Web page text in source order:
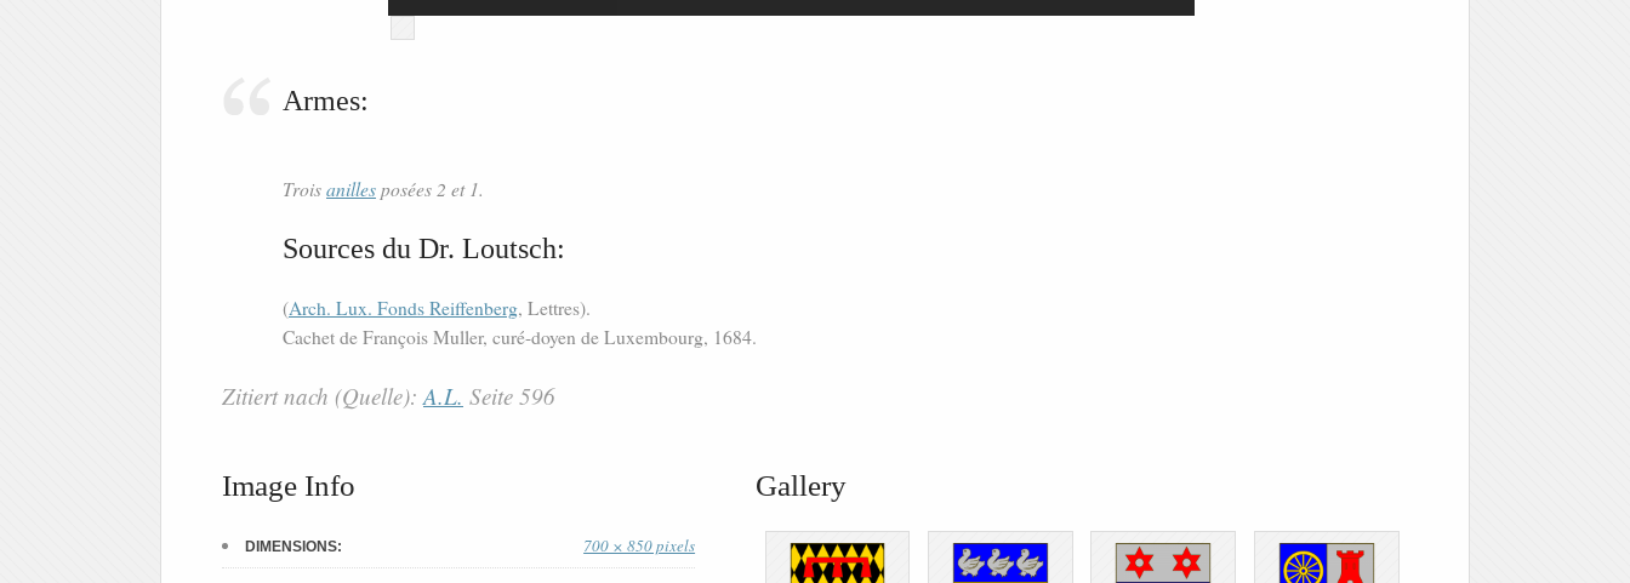
Armes:
Troisanillesposées 2 et 1.
Sources du Dr. Loutsch:
(Arch. Lux. Fonds Reiffenberg, Lettres).
Cachet de François Muller, curé-doyen de Luxembourg, 1684.
Zitiert nach (Quelle):A.L. Seite 596
Image Info
DIMENSIONS: 700 × 850 pixels
Gallery